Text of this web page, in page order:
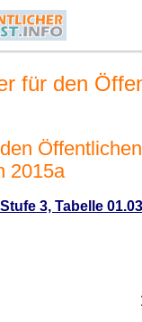
für den
2015a
3, Tabelle